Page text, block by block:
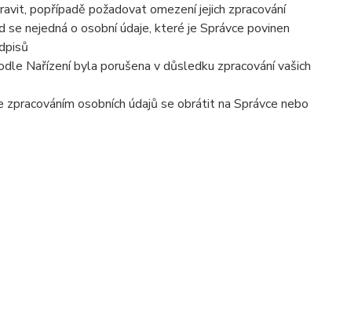
popřípadě požadovat omezení jejich zpracování
nejedná o osobní údaje, které je Správce povinen
Nařízení byla porušena v důsledku zpracování vašich
osobních údajů se obrátit na Správce nebo